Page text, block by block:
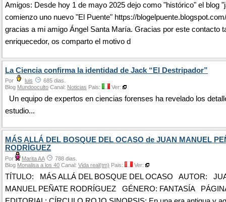
Amigos: Desde hoy 1 de mayo 2025 dejo como "histórico" el blog
comienzo uno nuevo "El Puente" https://
gracias a mi amigo Ángel Santa María. Gracias por este contacto
enriquecedor, os comparto el motivo d
La Ciencia confirma la identidad de Jack “El Destripador”
Por luis
685 dias.
Blog Mundooculto Canal: Noticias Pais: Ver:
Un equipo de expertos en ciencias forenses ha revelado los
estudio...
MÁS ALLÁ DEL BOSQUE DEL OCASO de JUAN MANUEL
RODRÍGUEZ
Por Marita AA
788 dias.
Blog Monalisa a los 40 Canal: Vida real(tm) Pais: Ver:
TÍTULO: MÁS ALLÁ DEL BOSQUE DEL OCASO AUTOR:
MANUEL PEÑATE RODRÍGUEZ GÉNERO: FANTASÍA